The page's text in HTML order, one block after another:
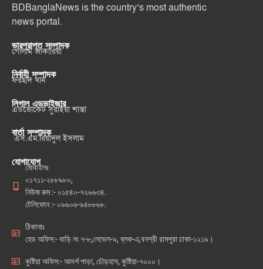
BDBanglaNews is the country’s most authentic
news portal.
ভারপ্রাপ্ত সম্পাদক
গোলাম জাকারিয়া
নির্বাহী সম্পাদক
ফরহাদ খান
লিগাল এডভাইজার
এডভোকেট সুরাইয়া শান্তা
বার্তা সম্পাদক
এস.এম.রিয়াদুল ইসলাম
যোগাযোগ
মোবাইলঃ
০১৭১১-২৮৮৯৮০,
নিউজ রুম :- ০১৫৪০-৭২৬৬৩৪.
টেলিফোন :- ০৯৬০৬-৯৪৮৮৬৮.
ঠিকানাঃ
হেড অফিস:- বাড়ি নং ৭-৮,লেভেল-৯, ব্লক-এ,বনশ্রী রামপুরা ঢাকা-১২১৯।
কুষ্টিয়া অফিস:- আদর্শ পাড়া, চৌড়হাস, কুষ্টিয়া-৭০০০।